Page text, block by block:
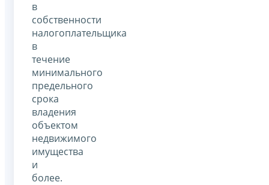
в
собственности
налогоплательщика
в
течение
минимального
предельного
срока
владения
объектом
недвижимого
имущества
и
более.